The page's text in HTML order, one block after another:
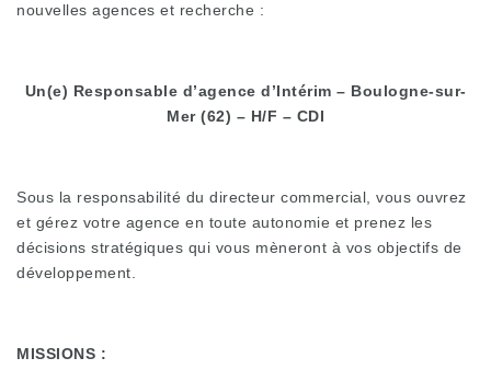
nouvelles agences et recherche :
Un(e) Responsable d’agence d’Intérim – Boulogne-sur-
Mer (62) – H/F – CDI
Sous la responsabilité du directeur commercial, vous ouvrez
et gérez votre agence en toute autonomie et prenez les
décisions stratégiques qui vous mèneront à vos objectifs de
développement.
MISSIONS :